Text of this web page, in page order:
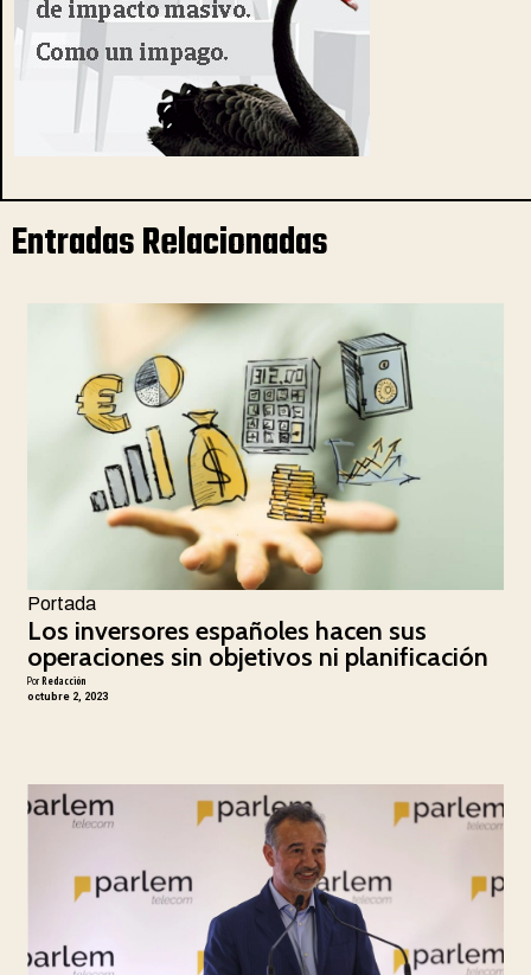
Entradas Relacionadas
Portada
Los inversores españoles hacen sus
operaciones sin objetivos ni planificación
PorRedacción
octubre 2, 2023